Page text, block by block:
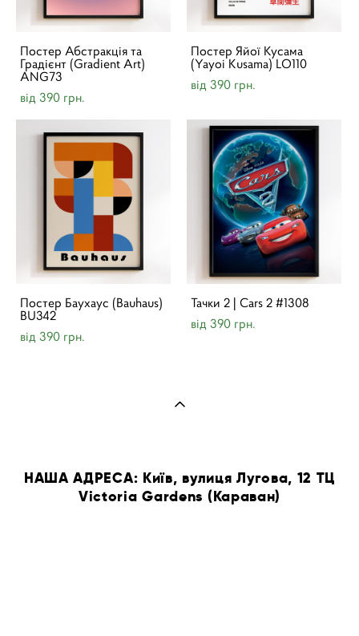
Постер Абстракція та
Градієнт (Gradient Art)
ANG73
від 390 грн.
Постер Яйої Кусама
(Yayoi Kusama) LO110
від 390 грн.
Постер Баухаус (Bauhaus)
BU342
від 390 грн.
Тачки 2 | Cars 2 #1308
від 390 грн.
НАША АДРЕСА: Київ, вулиця Лугова, 12 ТЦ
Victoria Gardens (Караван)